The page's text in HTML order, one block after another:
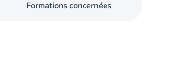
Formations concernées